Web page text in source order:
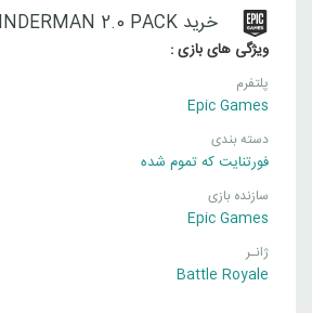
خرید VINDERMAN 2.0 PACK
ویژگی های بازی :
پلتفرم
Epic Games
دسته بندی
فورتنایت که تموم شده
سازنده بازی
Epic Games
ژانـر
Battle Royale